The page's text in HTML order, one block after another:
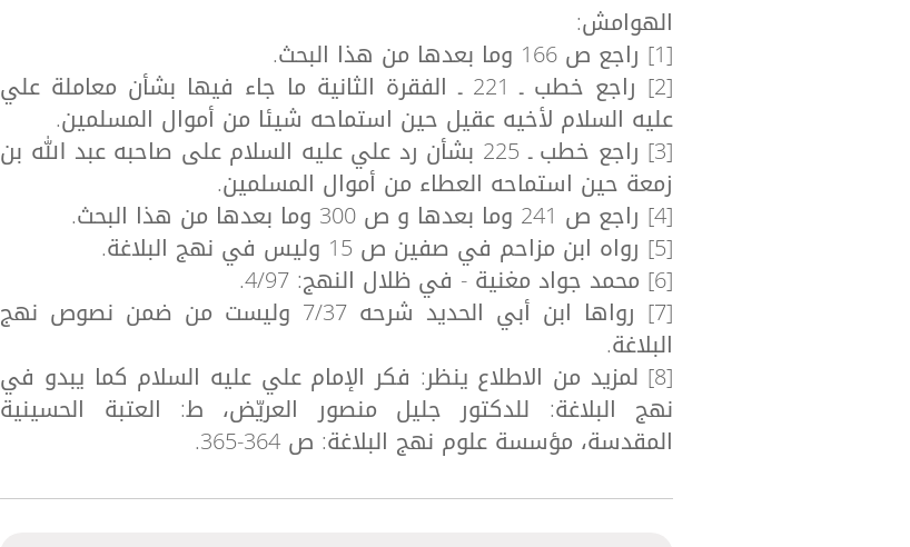
الهوامش:
[1] راجع ص 166 وما بعدها من هذا البحث.
[2] راجع خطب ـ 221 ـ الفقرة الثانية ما جاء فيها بشأن معاملة علي
عليه السلام لأخيه عقيل حين استماحه شيئا من أموال المسلمين.
[3] راجع خطب ـ 225 بشأن رد علي عليه السلام على صاحبه عبد الله بن
زمعة حين استماحه العطاء من أموال المسلمين.
[4] راجع ص 241 وما بعدها و ص 300 وما بعدها من هذا البحث.
[5] رواه ابن مزاحم في صفين ص 15 وليس في نهج البلاغة.
[6] محمد جواد مغنية - في ظلال النهج: 4/97.
[7] رواها ابن أبي الحديد شرحه 7/37 وليست من ضمن نصوص نهج
البلاغة.
[8] لمزيد من الاطلاع ينظر: فكر الإمام علي عليه السلام كما يبدو في
نهج البلاغة: للدكتور جليل منصور العريّض، ط: العتبة الحسينية
المقدسة، مؤسسة علوم نهج البلاغة: ص 364-365.